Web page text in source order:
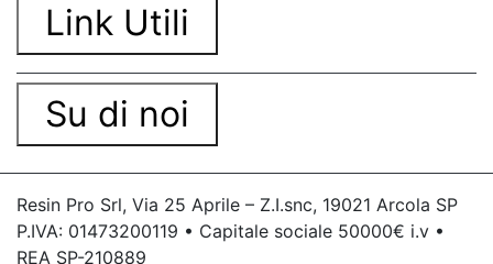
Link Utili
Su di noi
Resin Pro Srl, Via 25 Aprile – Z.I.snc, 19021 Arcola SP
P.IVA: 01473200119 • Capitale sociale 50000€ i.v •
REA SP-210889